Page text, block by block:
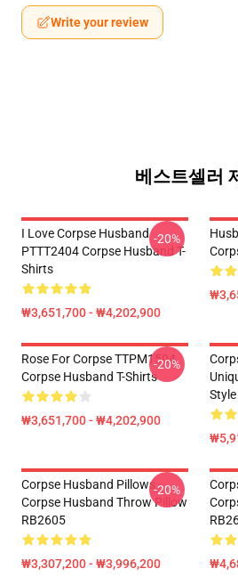
Write your review
베스트셀러
I Love Corpse Husband
PTTT2404 Corpse Husband T-
Shirts
₩3,651,700 - ₩4,202,900
-20%
Rose For Corpse TTPM1504
Corpse Husband T-Shirts
₩3,651,700 - ₩4,202,900
-20%
Corpse Husband Pillows -
Corpse Husband Throw Pillow
RB2605
₩3,307,200 - ₩3,996,200
-20%